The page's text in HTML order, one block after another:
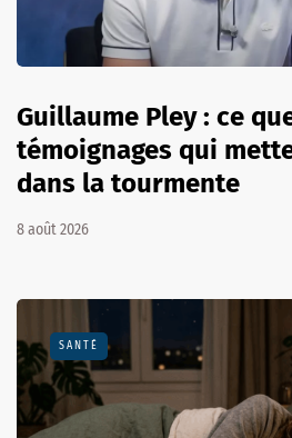
Guillaume Pley : ce
témoignages qui
dans la tourmente
8 août 2026
SANTÉ